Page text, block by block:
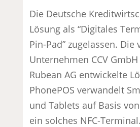
Die Deutsche
Lösung als “Digitales
Pin-Pad” zugelassen. Die
Unternehmen CCV
Rubean AG entwickelte
PhonePOS verwandelt
und Tablets auf Basis
ein solches NFC-Terminal.